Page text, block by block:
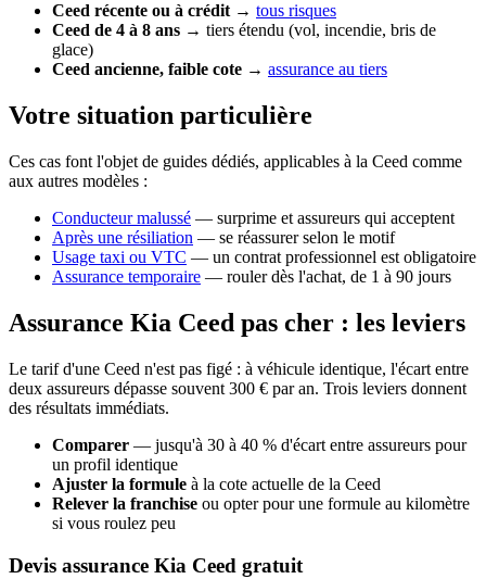
Ceed récente ou à crédit→ tous risques
Ceed de 4 à 8 ans → tiers étendu (vol, incendie, bris de
glace)
Ceed ancienne, faible cote → assurance au tiers
Votre situation particulière
Ces cas font l'objet de guides dédiés, applicables à la Ceed comme
aux autres modèles :
Conducteur malussé — surprime et assureurs qui acceptent
Après une résiliation — se réassurer selon le motif
Usage taxi ou VTC — un contrat professionnel est obligatoire
Assurance temporaire — rouler dès l'achat, de 1 à 90 jours
Assurance Kia Ceed pas cher : les leviers
Le tarif d'une Ceed n'est pas figé : à véhicule identique, l'écart entre
deux assureurs dépasse souvent 300 € par an. Trois leviers donnent
des résultats immédiats.
Comparer — jusqu'à 30 à 40 % d'écart entre assureurs pour
un profil identique
Ajuster la formule à la cote actuelle de la Ceed
Relever la franchise ou opter pour une formule au kilomètre
si vous roulez peu
Devis assurance Kia Ceed gratuit